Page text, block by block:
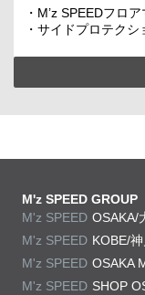
・M’z SPEEDフロ
・サイドプロテク
M'z SPEED GROUP
M'z SPEED OSAKA/
M'z SPEED KOBE/
M'z SPEED OSAKA
M'z SPEED SHOP